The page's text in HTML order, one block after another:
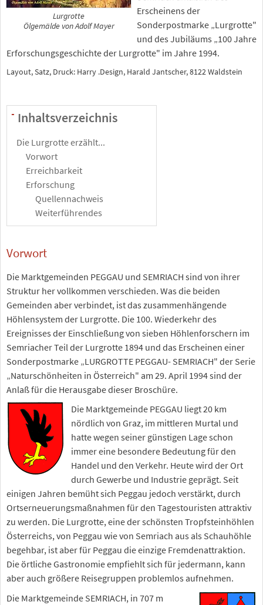
Lurgrotte
Ölgemälde von Adolf Mayer
Erscheinens der
Sonderpostmarke „Lurgrotte"
und des Jubiläums „100 Jahre
Erforschungsgeschichte der Lurgrotte" im Jahre 1994.
Layout, Satz, Druck: Harry .Design, Harald Jantscher, 8122 Waldstein
- Inhaltsverzeichnis
Die Lurgrotte erzählt...
Vorwort
Erreichbarkeit
Erforschung
Quellennachweis
Weiterführendes
Vorwort
Die Marktgemeinden PEGGAU und SEMRIACH sind von ihrer
Struktur her vollkommen verschieden. Was die beiden
Gemeinden aber verbindet, ist das zusammenhängende
Höhlensystem der Lurgrotte. Die 100. Wiederkehr des
Ereignisses der Einschließung von sieben Höhlenforschern im
Semriacher Teil der Lurgrotte 1894 und das Erscheinen einer
Sonderpostmarke „LURGROTTE PEGGAU- SEMRIACH" der Serie
„Naturschönheiten in Österreich" am 29. April 1994 sind der
Anlaß für die Herausgabe dieser Broschüre.
Die Marktgemeinde PEGGAU liegt 20 km
nördlich von Graz, im mittleren Murtal und
hatte wegen seiner günstigen Lage schon
immer eine besondere Bedeutung für den
Handel und den Verkehr. Heute wird der Ort
durch Gewerbe und Industrie geprägt. Seit
einigen Jahren bemüht sich Peggau jedoch verstärkt, durch
Ortserneuerungsmaßnahmen für den Tagestouristen attraktiv
zu werden. Die Lurgrotte, eine der schönsten Tropfsteinhöhlen
Österreichs, von Peggau wie von Semriach aus als Schauhöhle
begehbar, ist aber für Peggau die einzige Fremdenattraktion.
Die örtliche Gastronomie empfiehlt sich für jedermann, kann
aber auch größere Reisegruppen problemlos aufnehmen.
Die Marktgemeinde SEMRIACH, in 707 m